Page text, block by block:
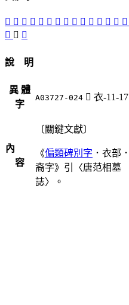
󵗕 󵗍 𧘉 𧘊 󵗧 󵗤 𧘯 󵗦 󵗖 󵗞 󵗜 󵗟 󵗚 󵗑 󵗒
𧜟 󵗝 󵗥
說 明
異 體
字
A03727-024 󵗝 衣-11-17
內
容
〔關鍵文獻〕
《偏類碑別字 ．衣部．
裔字》引〈唐范相墓
誌〉。